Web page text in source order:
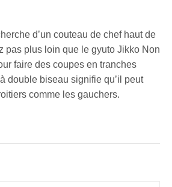
d’un couteau de chef haut de
pas plus loin que le gyuto Jikko Non
faire des coupes en tranches
double biseau signifie qu’il peut
comme les gauchers.